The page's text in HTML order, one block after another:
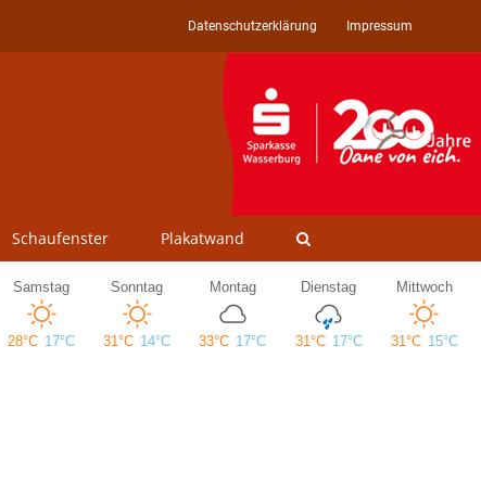
Datenschutzerklärung Impressum
Schaufenster Plakatwand